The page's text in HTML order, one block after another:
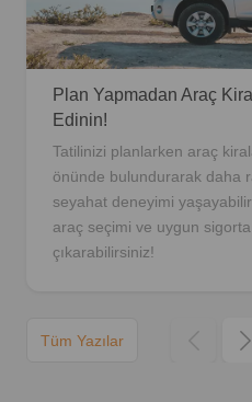
Plan Yapmadan Araç
Edinin!
Tatilinizi planlarken araç
önünde bulundurarak daha
seyahat deneyimi
araç seçimi ve uygun
çıkarabilirsiniz!
Tüm Yazılar